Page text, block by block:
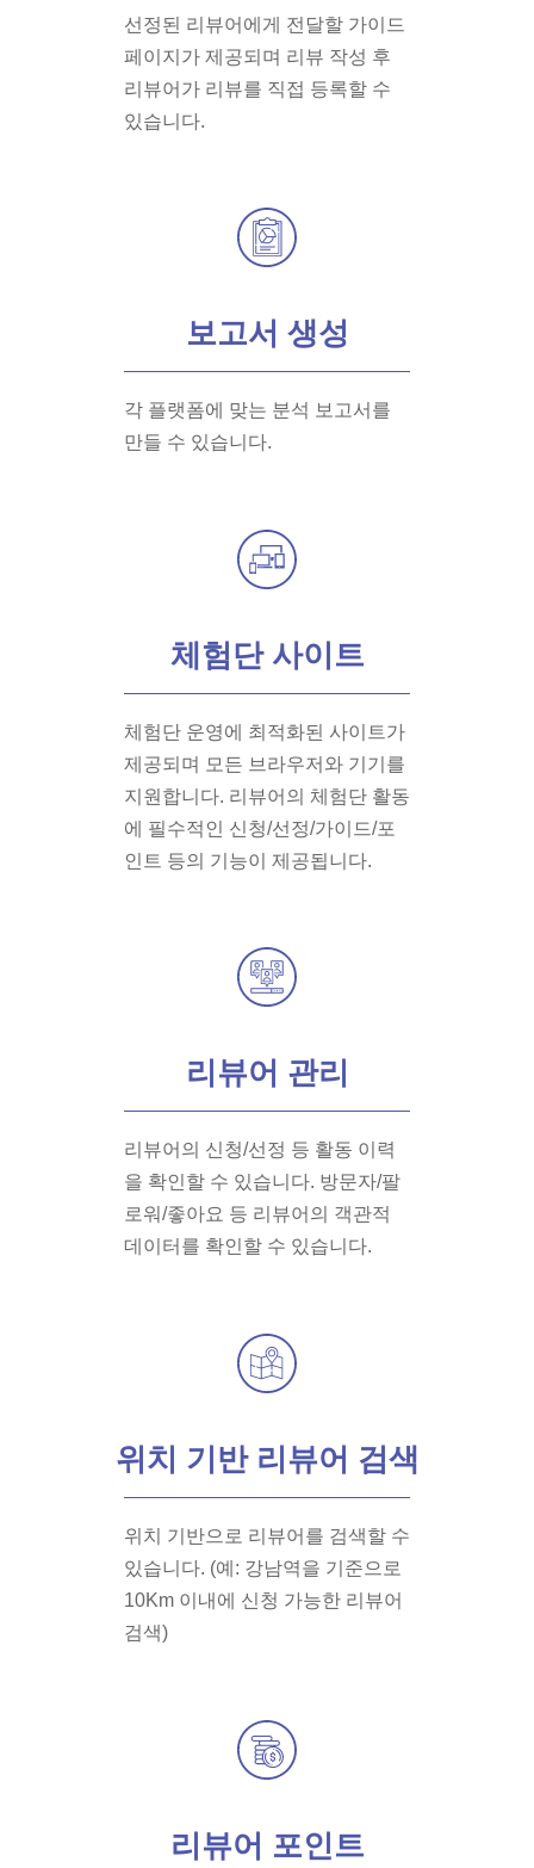
선정된 리뷰어에게 전달할 가이드
페이지가 제공되며 리뷰 작성 후
리뷰어가 리뷰를 직접 등록할 수
있습니다.
보고서 생성
각 플랫폼에 맞는 분석 보고서를
만들 수 있습니다.
체험단 사이트
체험단 운영에 최적화된 사이트가
제공되며 모든 브라우저와 기기를
지원합니다. 리뷰어의 체험단 활동
에 필수적인 신청/선정/가이드/포
인트 등의 기능이 제공됩니다.
리뷰어 관리
리뷰어의 신청/선정 등 활동 이력
을 확인할 수 있습니다. 방문자/팔
로워/좋아요 등 리뷰어의 객관적
데이터를 확인할 수 있습니다.
위치 기반 리뷰어 검색
위치 기반으로 리뷰어를 검색할 수
있습니다. (예: 강남역을 기준으로
10Km 이내에 신청 가능한 리뷰어
검색)
리뷰어 포인트